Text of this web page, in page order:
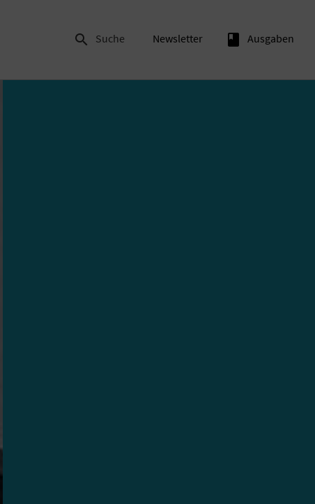
 Suche Newsletter book Ausgaben